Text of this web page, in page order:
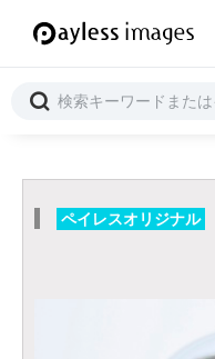
ペイレスオリジナル